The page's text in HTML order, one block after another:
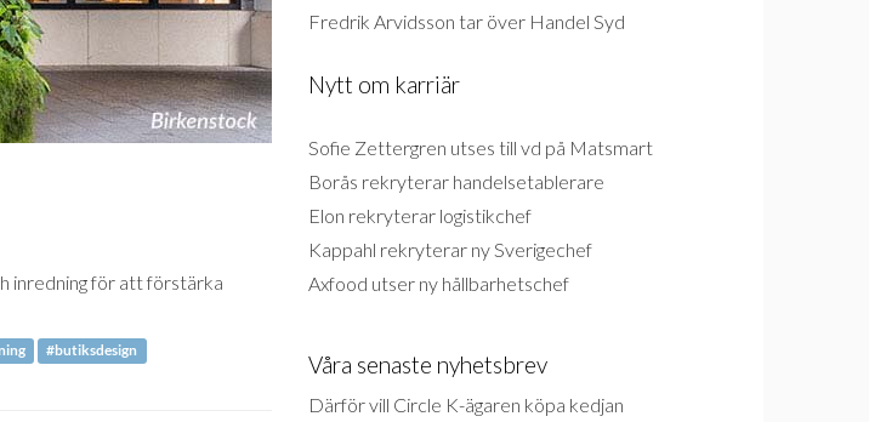
inredning för att förstärka
#butiksdesign
Fredrik Arvidsson tar över Handel Syd
Nytt om karriär
Sofie Zettergren utses till vd på Matsmart
Borås rekryterar handelsetablerare
Elon rekryterar logistikchef
Kappahl rekryterar ny Sverigechef
Axfood utser ny hållbarhetschef
Våra senaste nyhetsbrev
Därför vill Circle K-ägaren köpa kedjan